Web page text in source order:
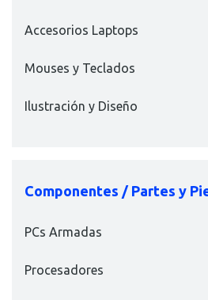
Accesorios Laptops
Mouses y Teclados
Ilustración y Diseño
Componentes / Partes y
PCs Armadas
Procesadores